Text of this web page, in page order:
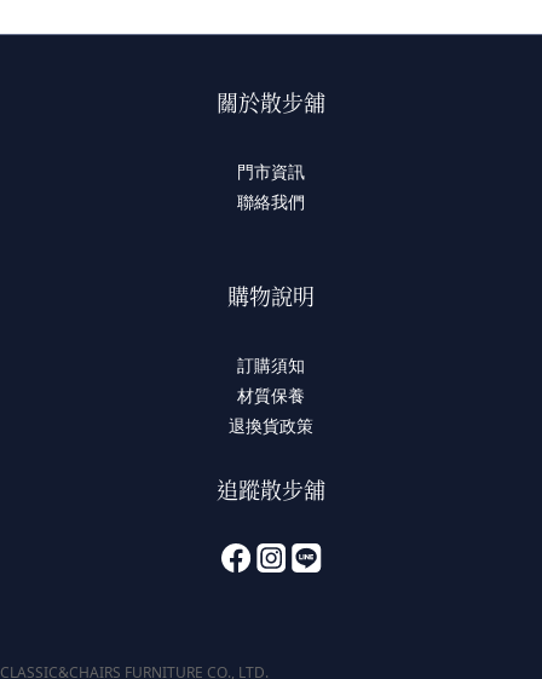
關於散步舖
門市資訊
聯絡我們
購物說明
訂購須知
材質保養
退換貨政策
追蹤散步舖
CLASSIC&CHAIRS FURNITURE CO., LTD.